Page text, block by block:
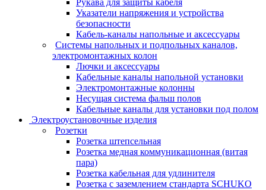
Рукава для защиты кабеля
Указатели напряжения и устройства
безопасности
Кабель-каналы напольные и аксессуары
Системы напольных и подпольных каналов,
электромонтажных колон
Лючки и аксессуары
Кабельные каналы напольной установки
Электромонтажные колонны
Несущая система фальш полов
Кабельные каналы для установки под полом
Электроустановочные изделия
Розетки
Розетка штепсельная
Розетка медная коммуникационная (витая
пара)
Розетка кабельная для удлинителя
Розетка с заземлением стандарта SCHUKO